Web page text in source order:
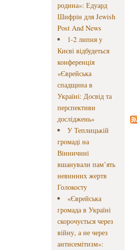
родина»: Едуард
Шифрін для Jewish
Post And News
1-2 липня у
Києві відбудеться
конференція
«Єврейська
спадщина в
Україні: Досвід та
перспективи
досліджень»
У Теплицькій
громаді на
Вінничині
вшанували пам’ять
невинних жертв
Голокосту
«Єврейська
громада в Україні
скорочується через
війну, а не через
антисемітизм»: